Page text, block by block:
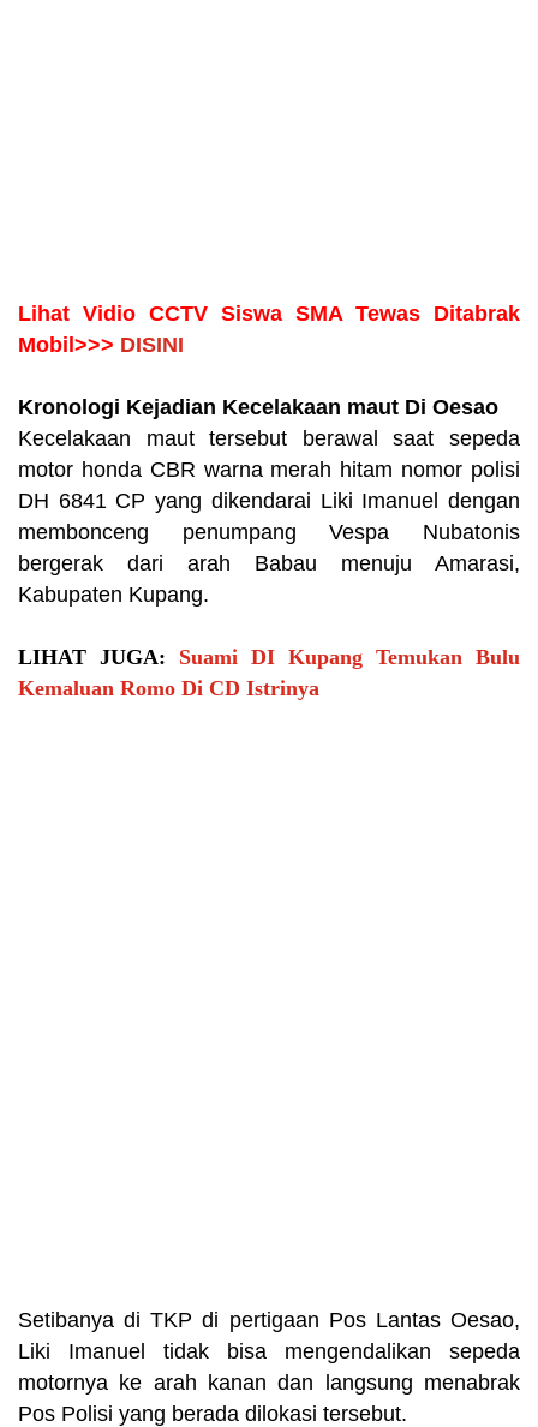
Lihat Vidio CCTV Siswa SMA Tewas Ditabrak
Mobil>>> DISINI
Kronologi Kejadian Kecelakaan maut Di Oesao
Kecelakaan maut tersebut berawal saat sepeda
motor honda CBR warna merah hitam nomor polisi
DH 6841 CP yang dikendarai Liki Imanuel dengan
membonceng penumpang Vespa Nubatonis
bergerak dari arah Babau menuju Amarasi,
Kabupaten Kupang.
LIHAT JUGA: Suami DI Kupang Temukan Bulu
Kemaluan Romo Di CD Istrinya
Setibanya di TKP di pertigaan Pos Lantas Oesao,
Liki Imanuel tidak bisa mengendalikan sepeda
motornya ke arah kanan dan langsung menabrak
Pos Polisi yang berada dilokasi tersebut.